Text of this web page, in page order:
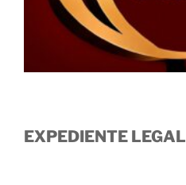
EXPEDIENTE LEGAL